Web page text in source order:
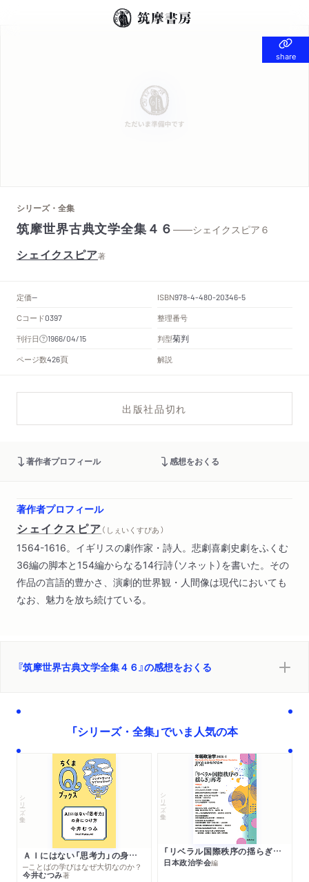
share
share
シリーズ・全集
筑摩世界古典文学全集４６ ——シェイクスピア６
シェイクスピア著
定価-- ISBN978-4-480-20346-5
Cコード0397
整理番号
刊行日
1966/04/15 判型菊判
ページ数426頁 解説
出版社品切れ
著作者プロフィール 感想をおくる
著作者プロフィール
シェイクスピア（ しぇいくすぴあ ）
1564-1616。イギリスの劇作家・詩人。悲劇喜劇史劇をふくむ
36編の脚本と154編からなる14行詩（ソネット）を書いた。その
作品の言語的豊かさ、演劇的世界観・人間像は現代においても
なお、魅力を放ち続けている。
『筑摩世界古典文学全集４６』の感想をおくる
「シリーズ・全集」でいま人気の本
シリーズ・全集
ＡＩにはない「思考力」の身につけ方
─ことばの学びはなぜ大切なのか？
今井むつみ著
シリーズ・全集
「リベラル国際秩序の揺らぎ」再考 年報政治学２０２６‐Ⅰ
日本政治学会編